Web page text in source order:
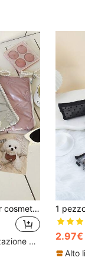
1 pezzo Mini borsa per cosmetici con stampa a fiocco, compatta, borsa portaoggetti per rossetti da donna, con cerniera, stile dolce, può contenere cosmetici, rossetti, gioielli, fazzoletti, assorbenti. Adatta per borsa trucco, borsa cosmetici, contenitore cosmetici, viaggio, borsa trucco, borsetta, vanity, borsa cosmetici, articoli da viaggio, borsa trucco
Alto livello di fidelizzazione dei clienti 2.97€